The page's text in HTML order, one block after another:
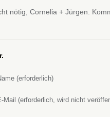
nötig, Cornelia + Jürgen.
(erforderlich)
Mail (erforderlich, wird nicht